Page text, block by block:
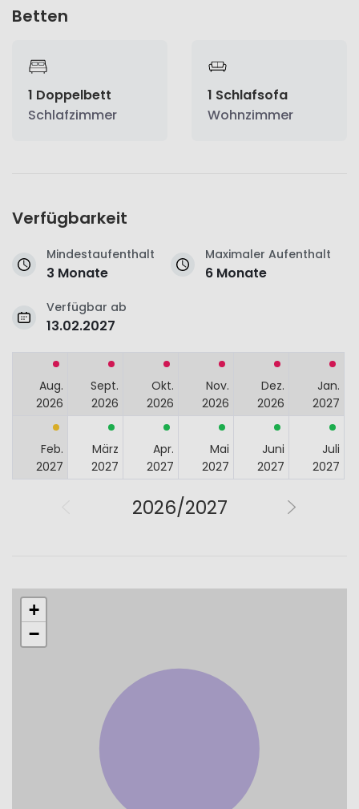
Betten
1 Doppelbett
Schlafzimmer
1 Schlafsofa
Wohnzimmer
Verfügbarkeit
Mindestaufenthalt
3 Monate
Maximaler Aufenthalt
6 Monate
Verfügbar ab
13.02.2027
Aug.
2026
Sept.
2026
Okt.
2026
Nov.
2026
Dez.
2026
Jan.
2027
Feb.
2027
März
2027
Apr.
2027
Mai
2027
Juni
2027
Juli
2027
2026/2027
+
−